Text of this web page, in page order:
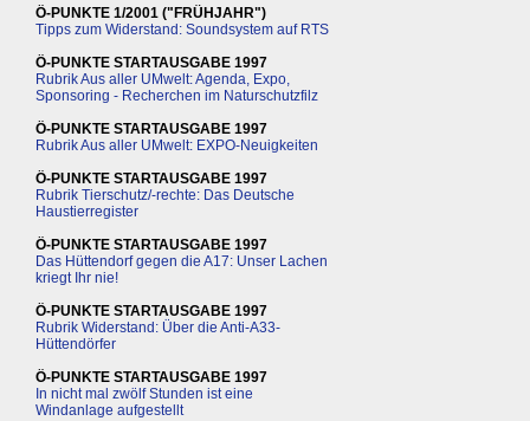
Ö-PUNKTE 1/2001 ("FRÜHJAHR")
Tipps zum Widerstand: Soundsystem auf RTS
Ö-PUNKTE STARTAUSGABE 1997
Rubrik Aus aller UMwelt: Agenda, Expo,
Sponsoring - Recherchen im Naturschutzfilz
Ö-PUNKTE STARTAUSGABE 1997
Rubrik Aus aller UMwelt: EXPO-Neuigkeiten
Ö-PUNKTE STARTAUSGABE 1997
Rubrik Tierschutz/-rechte: Das Deutsche
Haustierregister
Ö-PUNKTE STARTAUSGABE 1997
Das Hüttendorf gegen die A17: Unser Lachen
kriegt Ihr nie!
Ö-PUNKTE STARTAUSGABE 1997
Rubrik Widerstand: Über die Anti-A33-
Hüttendörfer
Ö-PUNKTE STARTAUSGABE 1997
In nicht mal zwölf Stunden ist eine
Windanlage aufgestellt